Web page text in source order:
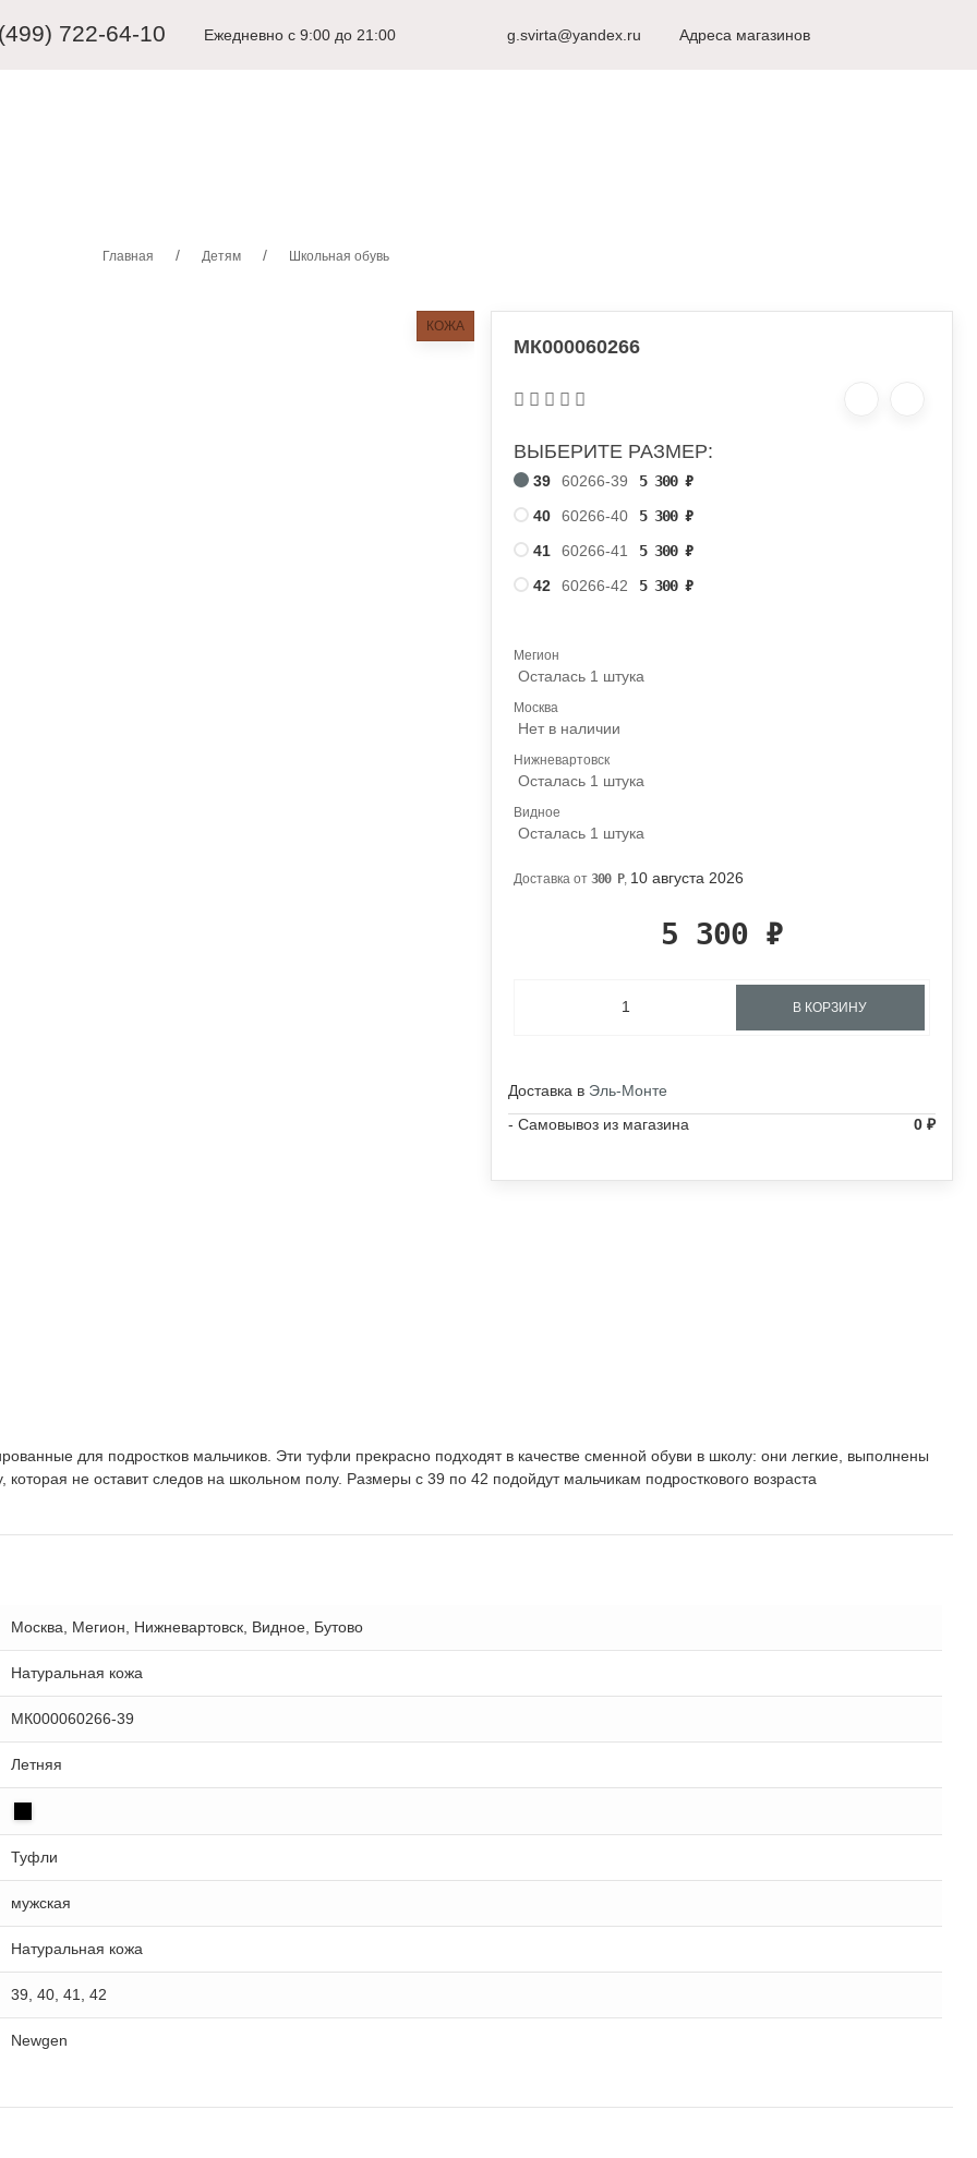
722-64-10 Ежедневно с 9:00 до 21:00 г. Видное 8 (498) 917-53-51
g.svirta@yandex.ru Адреса магазинов
Главная Детям Школьная обувь
КОЖА
МК000060266
ВЫБЕРИТЕ РАЗМЕР:
39 60266-39 5 300₽
40
60266-40 5 300₽
41
60266-41 5 300₽
42
60266-42 5 300₽
Мегион
Осталась 1 штука
Москва
Нет в наличии
Нижневартовск
Осталась 1 штука
Видное
Осталась 1 штука
Доставка от300 Р, 10 августа 2026
5 300 ₽
В КОРЗИНУ
Доставка в Эль-Монте
- Самовывоз из магазина
0 ₽
для подростков мальчиков. Эти туфли прекрасно подходят в качестве сменной обуви в школу: они легкие, выполнены
не оставит следов на школьном полу. Размеры с 39 по 42 подойдут мальчикам подросткового возраста
Москва, Мегион, Нижневартовск, Видное, Бутово
Натуральная кожа
МК000060266-39
Летняя
Туфли
мужская
Натуральная кожа
39, 40, 41, 42
Newgen